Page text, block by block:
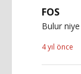
FOS
Bulur
4 yıl önce